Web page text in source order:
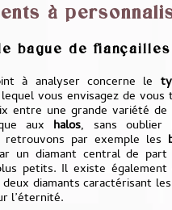
à
bague de fiançailles
à analyser concerne le
vous envisagez de vous
entre une grande variété de
aux halos, sans oublier
retrouvons par exemple les
un diamant central de
petits. Il existe également
diamants caractérisant
l’éternité.